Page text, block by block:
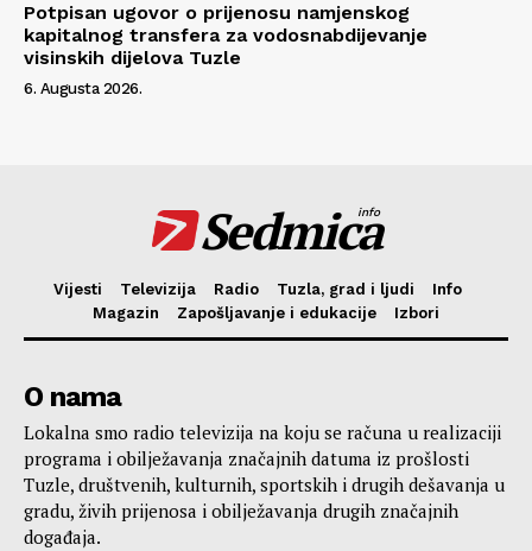
Potpisan ugovor o prijenosu namjenskog
kapitalnog transfera za vodosnabdijevanje
visinskih dijelova Tuzle
6. Augusta 2026.
Sedmica
info
Vijesti Televizija Radio Tuzla, grad i ljudi
Info
Magazin
Zapošljavanje i edukacije Izbori
O nama
Lokalna smo radio televizija na koju se računa u realizaciji
programa i obilježavanja značajnih datuma iz prošlosti
Tuzle, društvenih, kulturnih, sportskih i drugih dešavanja u
gradu, živih prijenosa i obilježavanja drugih značajnih
događaja.